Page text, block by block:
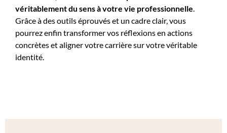
véritablement du sens à votre vie professionnelle.
Grâce à des outils éprouvés et un cadre clair, vous
pourrez enfin transformer vos réflexions en actions
concrètes et aligner votre carrière sur votre véritable
identité.